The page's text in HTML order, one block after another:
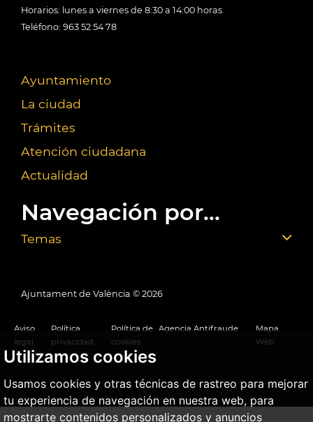
Utilizamos cookies
Usamos cookies y otras técnicas de rastreo para mejorar
tu experiencia de navegación en nuestra web, para
mostrarte contenidos personalizados y anuncios
Horarios: lunes a viernes de 8:30 a 14:00 horas
Teléfono: 963 52 54 78
Ayuntamiento
La ciudad
Trámites
Atención ciudadana
Actualidad
Navegación por...
Temas
Ajuntament de València © 2026
Aviso
legal
Política
privacidad
Política de
cookies
Agencia Antifraude
Mapa
Web